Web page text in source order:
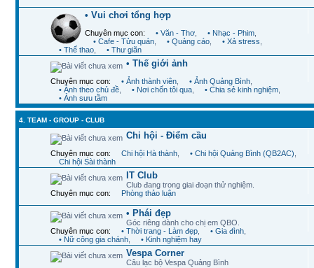
• Vui chơi tổng hợp
Chuyên mục con: • Văn - Thơ • Nhạc - Phim
• Cafe - Tửu quán
• Quảng cáo • Xả stress
• Thể thao
• Thư giãn
• Thế giới ảnh
Chuyên mục con: • Ảnh thành viên • Ảnh Quảng Bình
• Ảnh theo chủ đề
• Nơi chốn tôi qua • Chia sẻ kinh nghiệm
• Ảnh sưu tầm
4. TEAM - GROUP - CLUB
Chi hội - Điểm cầu
Chuyên mục con: Chi hội Hà thành • Chi hội Quảng Bình (QB2AC)
Chi hội Sài thành
IT Club
Club đang trong giai đoạn thử nghiệm.
Chuyên mục con:
Phòng thảo luận
• Phái đẹp
Góc riêng dành cho chị em QBO.
Chuyên mục con:
• Thời trang - Làm đẹp • Gia đình
• Nữ công gia chánh
• Kinh nghiệm hay
Vespa Corner
Câu lạc bộ Vespa Quảng Bình